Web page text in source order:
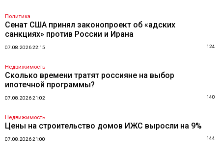
Политика
Сенат США принял законопроект об «адских
санкциях» против России и Ирана
07.08.2026 22:15 124
Недвижимость
Сколько времени тратят россияне на выбор
ипотечной программы?
07.08.2026 21:02 140
Недвижимость
Цены на строительство домов ИЖС выросли на 9%
07.08.2026 21:00 144